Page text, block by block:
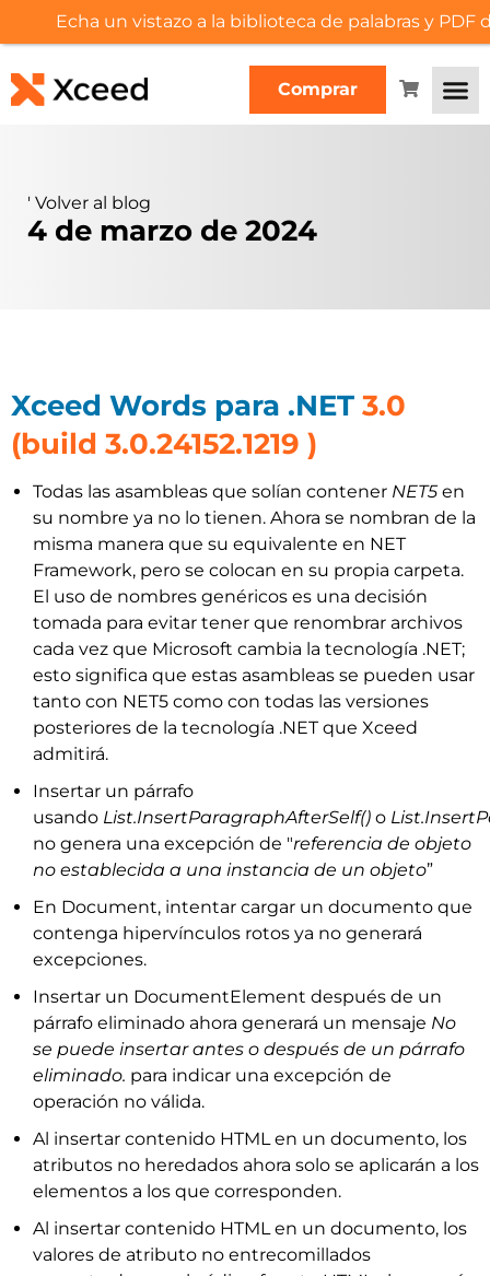
Comprar
' Volver al blog
4 de marzo de 2024
Xceed Words para .NET 3.0
(build 3.0.24152.1219 )
Todas las asambleas que solían contener NET5 en
su nombre ya no lo tienen. Ahora se nombran de la
misma manera que su equivalente en NET
Framework, pero se colocan en su propia carpeta.
El uso de nombres genéricos es una decisión
tomada para evitar tener que renombrar archivos
cada vez que Microsoft cambia la tecnología .NET;
esto significa que estas asambleas se pueden usar
tanto con NET5 como con todas las versiones
posteriores de la tecnología .NET que Xceed
admitirá.
Insertar un párrafo
usando List.InsertParagraphAfterSelf() o
no genera una excepción de "referencia de objeto
no establecida a una instancia de un objeto”
En Document, intentar cargar un documento que
contenga hipervínculos rotos ya no generará
excepciones.
Insertar un DocumentElement después de un
párrafo eliminado ahora generará un mensaje No
se puede insertar antes o después de un párrafo
eliminado. para indicar una excepción de
operación no válida.
Al insertar contenido HTML en un documento, los
atributos no heredados ahora solo se aplicarán a los
elementos a los que corresponden.
Al insertar contenido HTML en un documento, los
valores de atributo no entrecomillados
Echa un vistazo a la biblioteca de palabras y PDF